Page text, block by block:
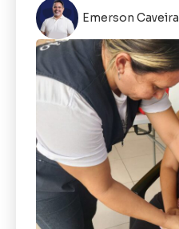
Emerson Caveira